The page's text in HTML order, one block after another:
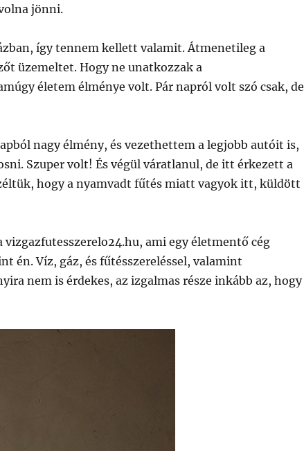
jönni.
így tennem kellett valamit. Átmenetileg a
üzemeltet. Hogy ne unatkozzak a
életem élménye volt. Pár napról volt szó csak, de
nagy élmény, és vezethettem a legjobb autóit is,
Szuper volt! És végül váratlanul, de itt érkezett a
hogy a nyamvadt fűtés miatt vagyok itt, küldött
ami egy életmentő cég
én. Víz, gáz, és fűtésszereléssel, valamint
nem is érdekes, az izgalmas része inkább az, hogy